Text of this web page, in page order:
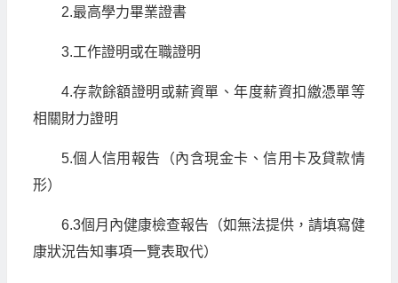
2.最高學力畢業證書
3.工作證明或在職證明
4.存款餘額證明或薪資單、年度薪資扣繳憑單等
相關財力證明
5.個人信用報告（內含現金卡、信用卡及貸款情
形）
6.3個月內健康檢查報告（如無法提供，請填寫健
康狀況告知事項一覽表取代）